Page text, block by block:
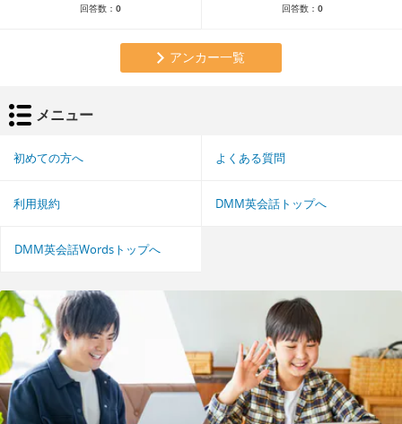
回答数： 0 回答数： 0
アンカー一覧
メニュー
初めての方へ よくある質問
利用規約 DMM英会話トップへ
DMM英会話Wordsトップへ